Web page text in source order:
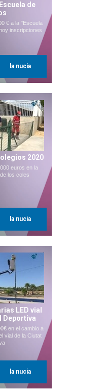
de
€ a la "Escuela
inscripciones
la nucia
2020
euros en la
los coles
la nucia
LED vial
Deportiva
en el cambio a
vial de la Ciutat
la nucia